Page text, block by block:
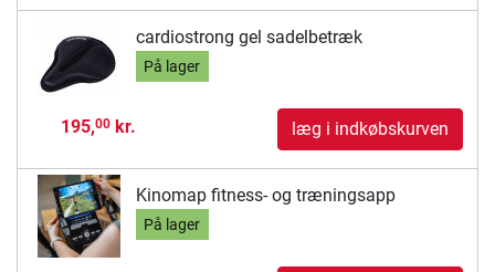
cardiostrong gel sadelbetræk
På lager
195,00kr. læg i indkøbskurven
Kinomap fitness- og træningsapp
På lager